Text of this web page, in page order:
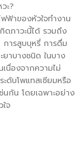
ะ?
ฟฟ้าของหัวใจทำงาน
ดภาวะนี้ได้ รวมถึง
การสูบบุหรี่ การดื่ม
ยาบางชนิด ในบาง
นื่องจากความไม่
ะดับโพแทสเซียมหรือ
กัน โดยเฉพาะอย่าง
จ